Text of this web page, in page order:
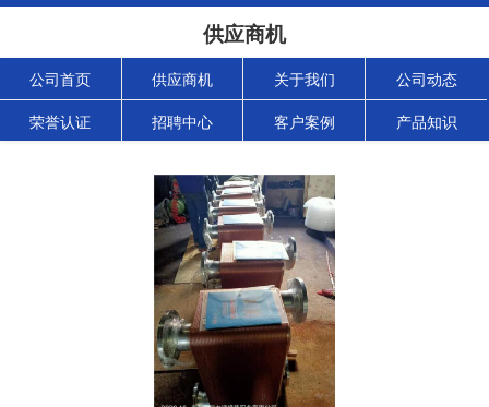
供应商机
公司首页 供应商机 关于我们 公司动态
荣誉认证 招聘中心 客户案例 产品知识